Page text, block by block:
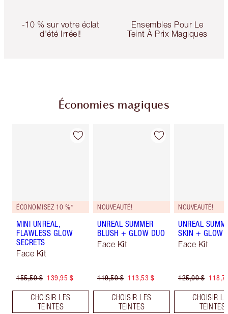
-10 % sur votre éclat
d'été Irréel!
Ensembles Pour Le
Teint À Prix Magiques
Économies magiques
ÉCONOMISEZ 10 %*
MINI UNREAL,
FLAWLESS GLOW
SECRETS
Face Kit
155,50 $ 139,95 $
CHOISIR LES
TEINTES
NOUVEAUTÉ!
UNREAL SUMMER
BLUSH + GLOW DUO
Face Kit
119,50 $ 113,53 $
CHOISIR LES
TEINTES
NOUVEAUTÉ!
UNREAL
SKIN + GLOW
Face Kit
125,00 $
CHOISIR
TEINTES